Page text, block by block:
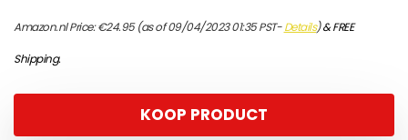
Amazon.nl Price:€24.95(as of 09/04/2023 01:35 PST-Details)&FREE
Shipping.
KOOP PRODUCT